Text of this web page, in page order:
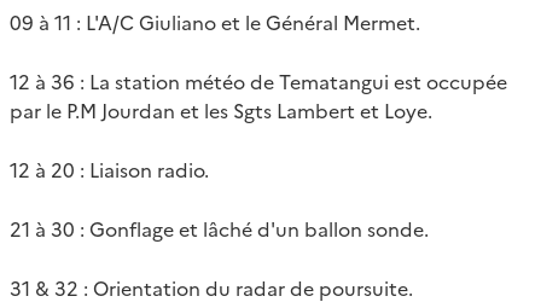
09 à 11 : L'A/C Giuliano et le Général Mermet.
12 à 36 : La station météo de Tematangui est occupée
par le P.M Jourdan et les Sgts Lambert et Loye.
12 à 20 : Liaison radio.
21 à 30 : Gonflage et lâché d'un ballon sonde.
31 & 32 : Orientation du radar de poursuite.